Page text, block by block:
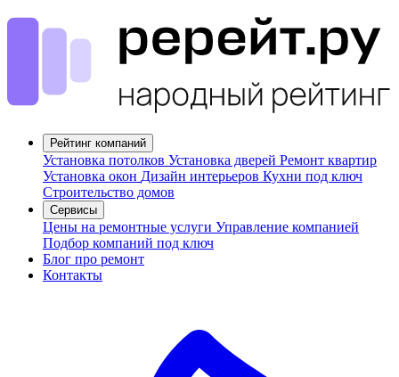
Рейтинг компаний
Установка потолков Установка дверей Ремонт квартир
Установка окон Дизайн интерьеров Кухни под ключ
Строительство домов
Сервисы
Цены на ремонтные услуги Управление компанией
Подбор компаний под ключ
Блог про ремонт
Контакты